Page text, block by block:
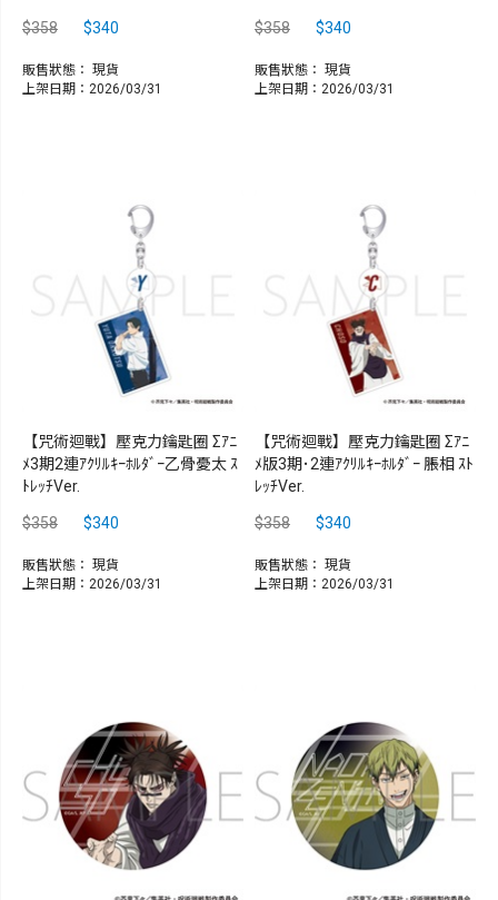
$358 $340
販售狀態： 現貨
上架日期：2026/03/31
$358 $340
販售狀態： 現貨
上架日期：2026/03/31
【咒術迴戰】壓克力鑰匙圈 Σｱﾆ
ﾒ3期2連ｱｸﾘﾙｷｰﾎﾙﾀﾞｰ乙骨憂太 ｽ
ﾄﾚｯﾁVer.
$358 $340
販售狀態： 現貨
上架日期：2026/03/31
【咒術迴戰】壓克力鑰匙圈 Σｱﾆ
ﾒ版3期･2連ｱｸﾘﾙｷｰﾎﾙﾀﾞｰ 脹相 ｽﾄ
ﾚｯﾁVer.
$358 $340
販售狀態： 現貨
上架日期：2026/03/31